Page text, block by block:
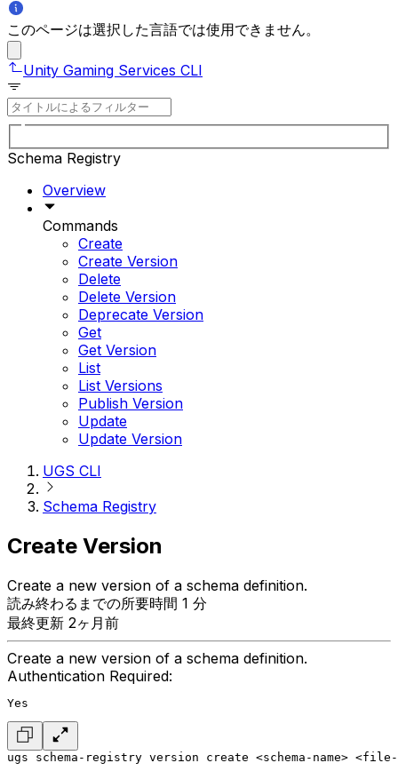
このページは選択した言語では使用できません。
Unity Gaming Services CLI
Schema Registry
Overview
Commands
Create
Create Version
Delete
Delete Version
Deprecate Version
Get
Get Version
List
List Versions
Publish Version
Update
Update Version
UGS CLI
Schema Registry
Create Version
Create a new version of a schema definition.
読み終わるまでの所要時間 1 分
最終更新 2ヶ月前
Create a new version of a schema definition.
Authentication Required:
Yes
ugs schema-registry version create <schema-name>